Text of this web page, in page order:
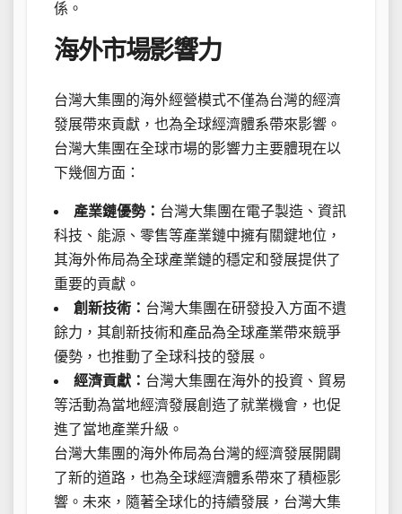
係。
海外市場影響力
台灣大集團的海外經營模式不僅為台灣的經濟
發展帶來貢獻，也為全球經濟體系帶來影響。
台灣大集團在全球市場的影響力主要體現在以
下幾個方面：
產業鏈優勢： 台灣大集團在電子製造、資訊
科技、能源、零售等產業鏈中擁有關鍵地位，
其海外佈局為全球產業鏈的穩定和發展提供了
重要的貢獻。
創新技術： 台灣大集團在研發投入方面不遺
餘力，其創新技術和產品為全球產業帶來競爭
優勢，也推動了全球科技的發展。
經濟貢獻： 台灣大集團在海外的投資、貿易
等活動為當地經濟發展創造了就業機會，也促
進了當地產業升級。
台灣大集團的海外佈局為台灣的經濟發展開闢
了新的道路，也為全球經濟體系帶來了積極影
響。未來，隨著全球化的持續發展，台灣大集